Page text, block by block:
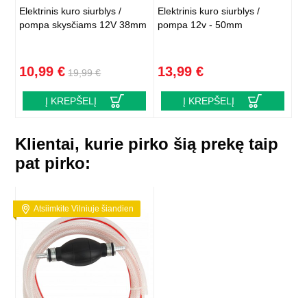
Elektrinis kuro siurblys /
pompa skysčiams 12V 38mm
10,99 € 19,99 €
Į KREPŠELĮ
Elektrinis kuro siurblys /
pompa 12v - 50mm
13,99 €
Į KREPŠELĮ
Klientai, kurie pirko šią prekę taip
pat pirko:
Atsiimkite Vilniuje šiandien